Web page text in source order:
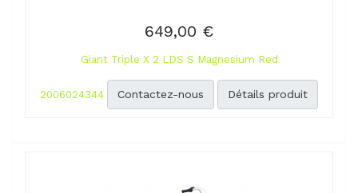
649,00 €
Giant Triple X 2 LDS S Magnesium Red
2006024344 Contactez-nous Détails produit